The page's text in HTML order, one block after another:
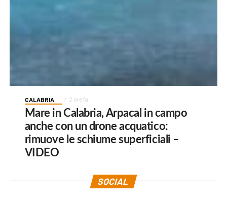
CALABRIA 2 ore fa
Mare in Calabria, Arpacal in campo
anche con un drone acquatico:
rimuove le schiume superficiali –
VIDEO
SOCIAL